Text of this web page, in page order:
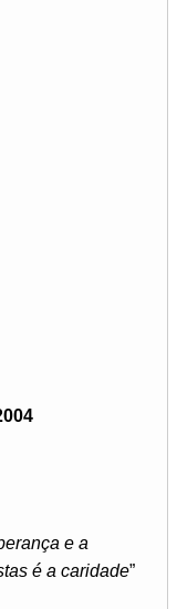
e a
é a caridade”